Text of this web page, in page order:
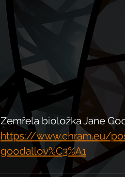
Zemřela bioložka Jane
https://www.chram.eu/
goodallov%C3%A1